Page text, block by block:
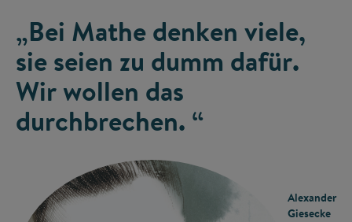
„Bei Mathe denken viele,
sie seien zu dumm dafür.
Wir wollen das
durchbrechen. “
Alexander
Giesecke